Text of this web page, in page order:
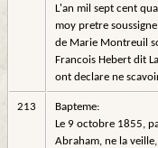
L'an mil sept cent
moy pretre
de Marie Montreuil
Francois Hebert dit
ont declare ne
213
Bapteme:
Le 9 octobre 1855,
Abraham, ne la